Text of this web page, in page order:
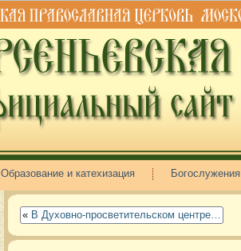
Образование и катехизация Богослужения
« В Духовно-просветительском центре…